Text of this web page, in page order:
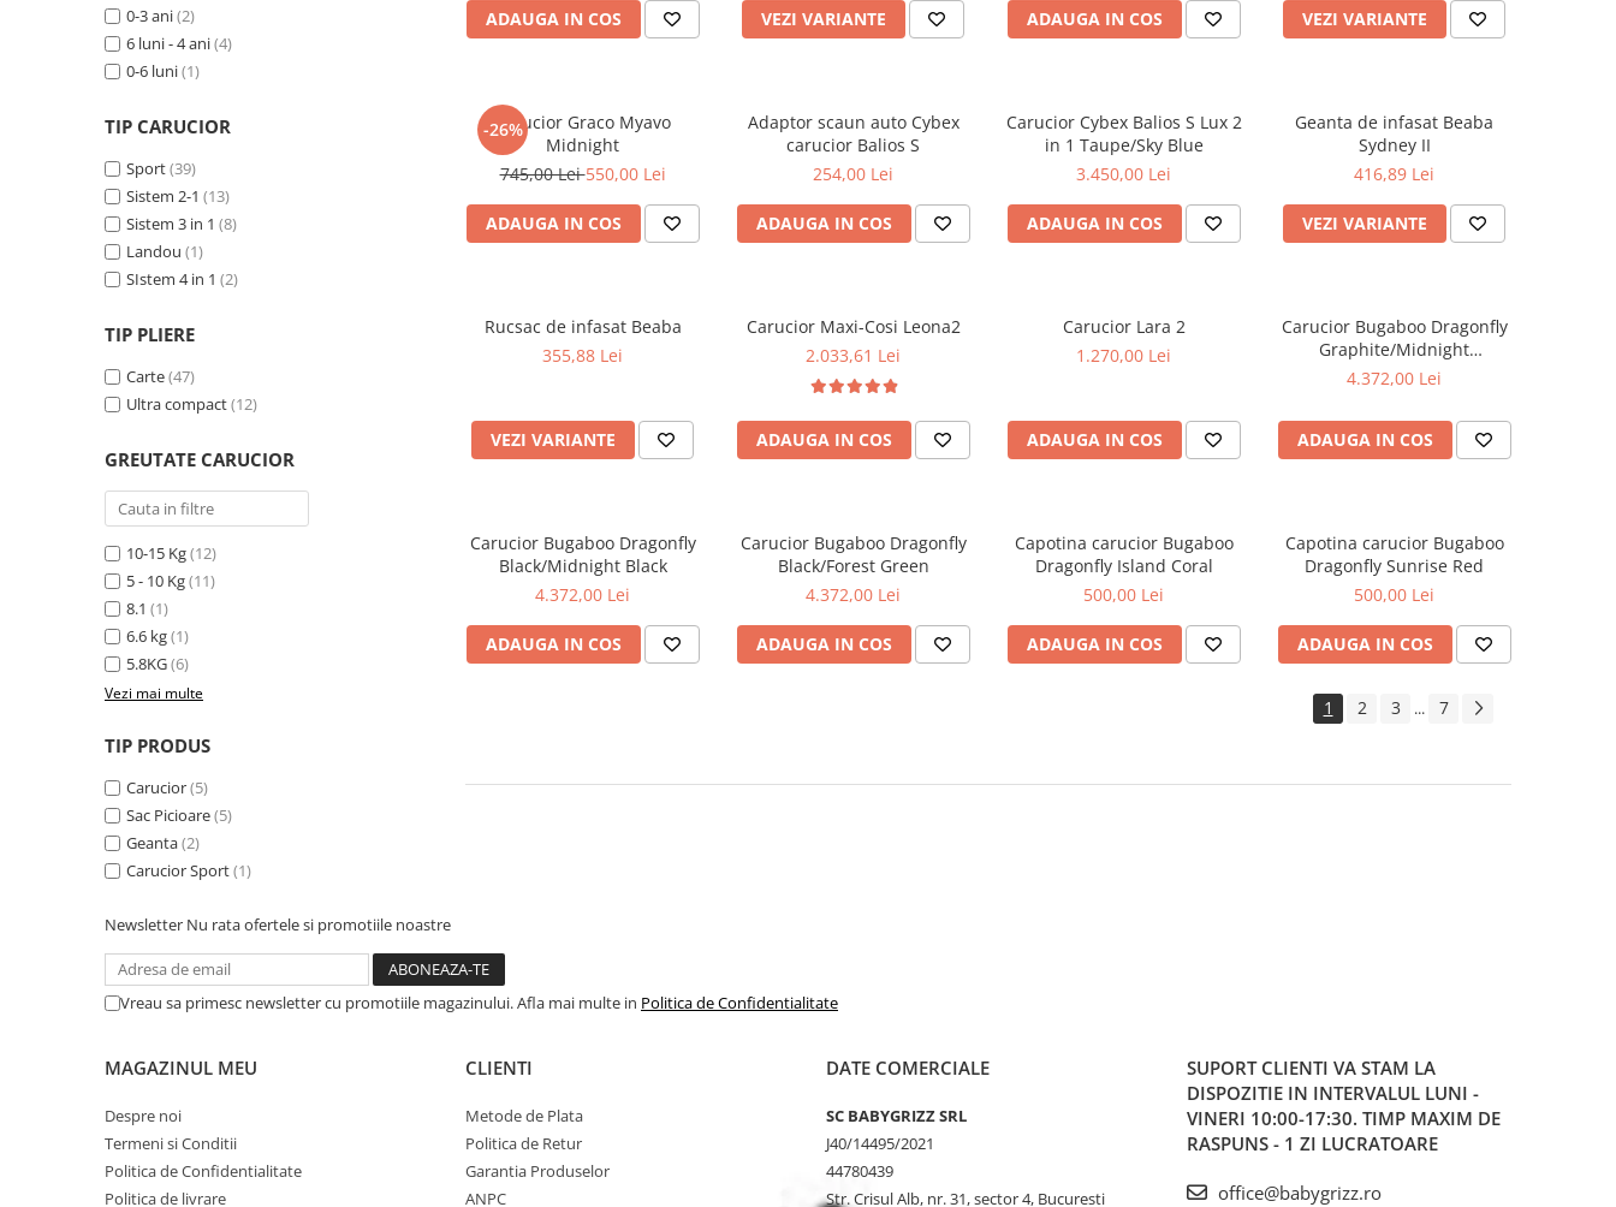
0-3 ani(2)
6 luni - 4 ani(4)
0-6 luni(1)
TIP CARUCIOR
Sport(39)
Sistem 2-1 (13)
Sistem 3 in 1 (8)
Landou (1)
SIstem 4 in 1 (2)
TIP PLIERE
Carte(47)
Ultra compact(12)
GREUTATE CARUCIOR
10-15 Kg(12)
5 - 10 Kg(11)
8.1 (1)
6.6 kg(1)
5.8KG(6)
Vezi mai multe
TIP PRODUS
Carucior(5)
Sac Picioare(5)
Geanta(2)
Carucior Sport(1)
ADAUGA IN COS VEZI VARIANTE ADAUGA IN COS VEZI VARIANTE
-26%
Carucior Graco Myavo
Midnight
745,00 Lei550,00 Lei
ADAUGA IN COS
Adaptor scaun auto Cybex
carucior Balios S
254,00 Lei
ADAUGA IN COS
Carucior Cybex Balios S Lux 2
in 1 Taupe/Sky Blue
3.450,00 Lei
ADAUGA IN COS
Geanta de infasat Beaba
Sydney II
416,89 Lei
VEZI VARIANTE
Rucsac de infasat Beaba
355,88 Lei
VEZI VARIANTE
Carucior Maxi-Cosi Leona2
2.033,61 Lei
ADAUGA IN COS
Carucior Lara 2
1.270,00 Lei
ADAUGA IN COS
Carucior Bugaboo Dragonfly
Graphite/Midnight
Black/Skyline Blue
4.372,00 Lei
ADAUGA IN COS
Carucior Bugaboo Dragonfly
Black/Midnight Black
4.372,00 Lei
ADAUGA IN COS
Carucior Bugaboo Dragonfly
Black/Forest Green
4.372,00 Lei
ADAUGA IN COS
Capotina carucior Bugaboo
Dragonfly Island Coral
500,00 Lei
ADAUGA IN COS
Capotina carucior Bugaboo
Dragonfly Sunrise Red
500,00 Lei
ADAUGA IN COS
1 2 3 ... 7
Newsletter Nu rata ofertele si promotiile noastre
Vreau sa primesc newsletter cu promotiile magazinului. Afla mai multe in Politica de Confidentialitate
MAGAZINUL MEU
Despre noi
Termeni si Conditii
Politica de Confidentialitate
Politica de livrare
CLIENTI
Metode de Plata
Politica de Retur
Garantia Produselor
ANPC
DATE COMERCIALE
SC BABYGRIZZ SRL
J40/14495/2021
44780439
Str. Crisul Alb, nr. 31, sector 4, Bucuresti
SUPORT CLIENTI VA STAM LA
DISPOZITIE IN INTERVALUL LUNI -
VINERI 10:00-17:30. TIMP MAXIM DE
RASPUNS - 1 ZI LUCRATOARE
office@babygrizz.ro